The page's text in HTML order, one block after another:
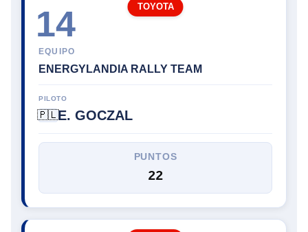
14
EQUIPO
ENERGYLANDIA RALLY TEAM
TOYOTA
PILOTO
🇵🇱E. GOCZAL
PUNTOS
22